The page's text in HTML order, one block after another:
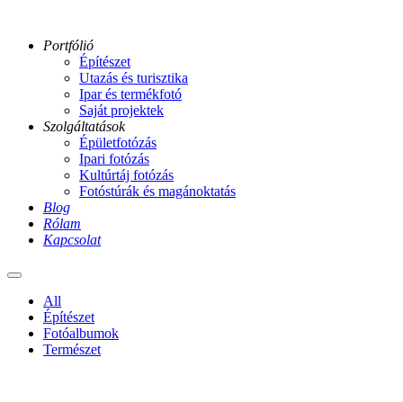
Portfólió
Építészet
Utazás és turisztika
Ipar és termékfotó
Saját projektek
Szolgáltatások
Épületfotózás
Ipari fotózás
Kultúrtáj fotózás
Fotóstúrák és magánoktatás
Blog
Rólam
Kapcsolat
Main
All
Építészet
Fotóalbumok
Természet